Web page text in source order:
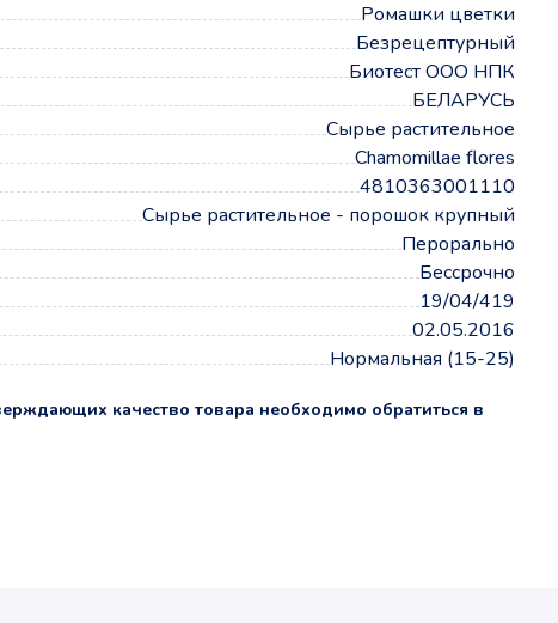
Ромашки цветки
Безрецептурный
Биотест ООО НПК
БЕЛАРУСЬ
Сырье растительное
Chamomillae flores
4810363001110
Сырье растительное - порошок крупный
Перорально
Бессрочно
19/04/419
02.05.2016
Нормальная (15-25)
качество товара необходимо обратиться в